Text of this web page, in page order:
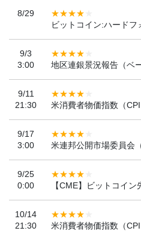
8/29
ビットコイン:ハード
9/3
3:00
地区連銀景況報告（ベ
9/11
21:30
米消費者物価指数（
9/17
3:00
米連邦公開市場委員会
9/25
0:00
【CME】ビットコイン
10/14
21:30
米消費者物価指数（